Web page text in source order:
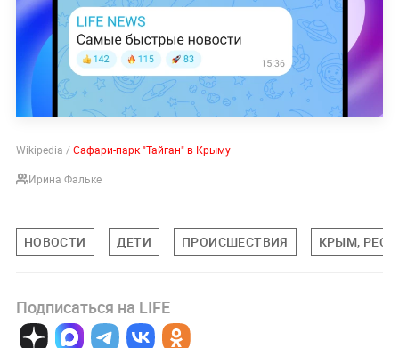
Wikipedia /Сафари-парк "Тайган" в Крыму
Ирина Фальке
НОВОСТИ ДЕТИ ПРОИСШЕСТВИЯ КРЫМ,
Подписаться на LIFE